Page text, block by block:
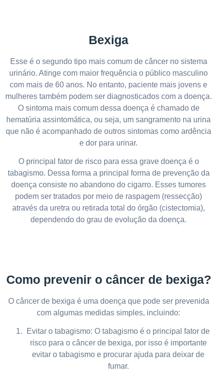
Bexiga
Esse é o segundo tipo mais comum de câncer no sistema
urinário. Atinge com maior frequência o público masculino
com mais de 60 anos. No entanto, paciente mais jovens e
mulheres também podem ser diagnosticados com a doença.
O sintoma mais comum dessa doença é chamado de
hematúria assintomática, ou seja, um sangramento na urina
que não é acompanhado de outros sintomas como ardência
e dor para urinar.
O principal fator de risco para essa grave doença é o
tabagismo. Dessa forma a principal forma de prevenção da
doença consiste no abandono do cigarro. Esses tumores
podem ser tratados por meio de raspagem (ressecção)
através da uretra ou retirada total do órgão (cistectomia),
dependendo do grau de evolução da doença.
Como prevenir o câncer de bexiga?
O câncer de bexiga é uma doença que pode ser prevenida
com algumas medidas simples, incluindo:
Evitar o tabagismo: O tabagismo é o principal fator de
risco para o câncer de bexiga, por isso é importante
evitar o tabagismo e procurar ajuda para deixar de
fumar.